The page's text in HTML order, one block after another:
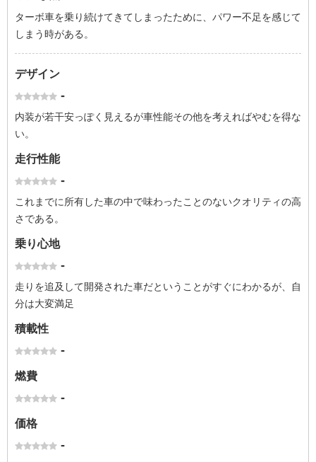
ターボ車を乗り続けてきてしまったために、パワー不足を感じて
しまう時がある。
デザイン
-
内装が若干安っぽく見えるが車性能その他を考えればやむを得な
い。
走行性能
-
これまでに所有した車の中で味わったことのないクオリティの高
さである。
乗り心地
-
走りを追及して開発された車だということがすぐにわかるが、自
分は大変満足
積載性
-
燃費
-
価格
-